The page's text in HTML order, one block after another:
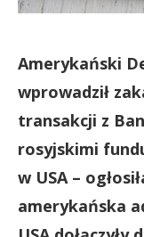
Amerykański
wprowadził
transakcji z
rosyjskimi
w USA –
amerykańska